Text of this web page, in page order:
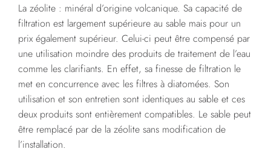
La zéolite : minéral d’origine volcanique. Sa capacité de
filtration est largement supérieure au sable mais pour un
prix également supérieur. Celui-ci peut être compensé par
une utilisation moindre des produits de traitement de l’eau
comme les clarifiants. En effet, sa finesse de filtration le
met en concurrence avec les filtres à diatomées. Son
utilisation et son entretien sont identiques au sable et ces
deux produits sont entièrement compatibles. Le sable peut
être remplacé par de la zéolite sans modification de
l’installation.